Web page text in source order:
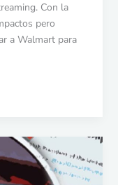
Con la
pero
a Walmart para